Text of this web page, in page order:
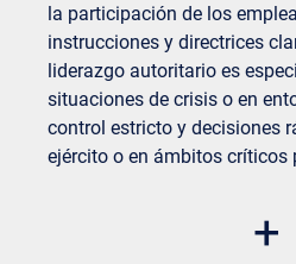
la participación de los
instrucciones y directrices
liderazgo autoritario es
situaciones de crisis o en
control estricto y decisiones
ejército o en ámbitos críticos
Rápida toma de
+